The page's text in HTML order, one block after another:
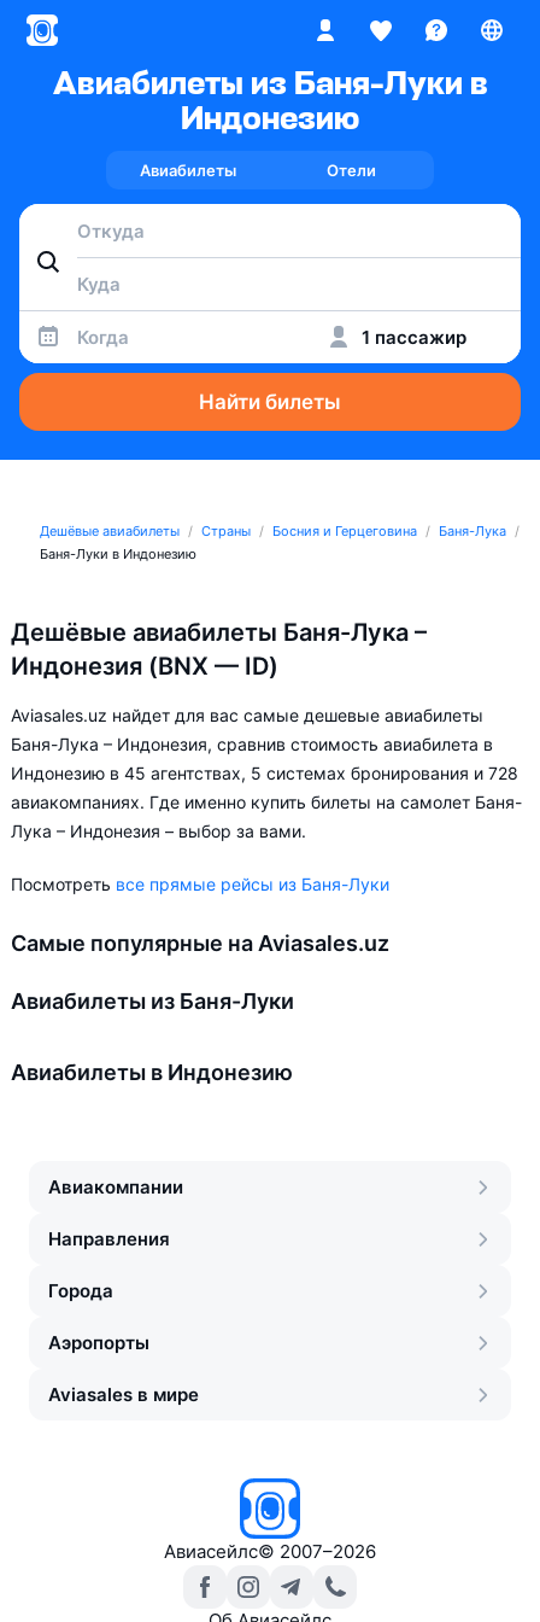
Авиабилеты из Баня-Луки в
Индонезию
Авиабилеты Отели
Когда 1 пассажир
Найти билеты
Дешёвые авиабилеты Страны Босния и Герцеговина
Баня-Лука
Баня-Луки в Индонезию
Дешёвые авиабилеты Баня-Лука –
Индонезия (BNX — ID)
Aviasales.uz найдет для вас самые дешевые авиабилеты
Баня-Лука – Индонезия, сравнив стоимость авиабилета в
Индонезию в 45 агентствах, 5 системах бронирования и 728
авиакомпаниях. Где именно купить билеты на самолет Баня-
Лука – Индонезия – выбор за вами.
Посмотреть все прямые рейсы из Баня-Луки
Самые популярные на Aviasales.uz
Авиабилеты из Баня-Луки
Авиабилеты в Индонезию
Авиакомпании
Направления
Города
Аэропорты
Aviasales в мире
Авиасейлс© 2007–2026